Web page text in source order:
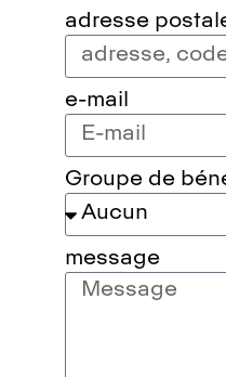
adresse
e-mail
Groupe de
message